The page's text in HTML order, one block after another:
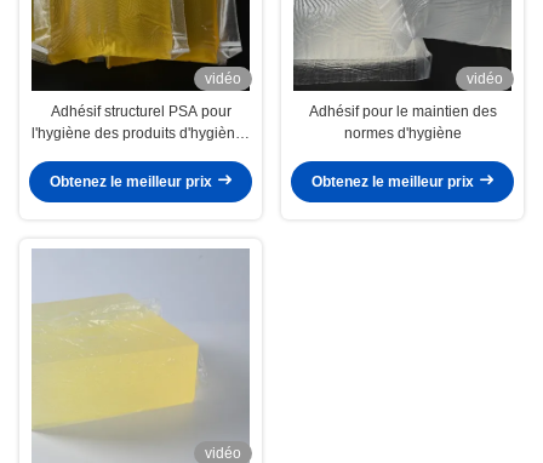
vidéo
Adhésif structurel PSA pour
l'hygiène des produits d'hygiène :
Obtenez le meilleur prix
vidéo
Adhésif pour le maintien des
normes d'hygiène
Obtenez le meilleur prix
vidéo